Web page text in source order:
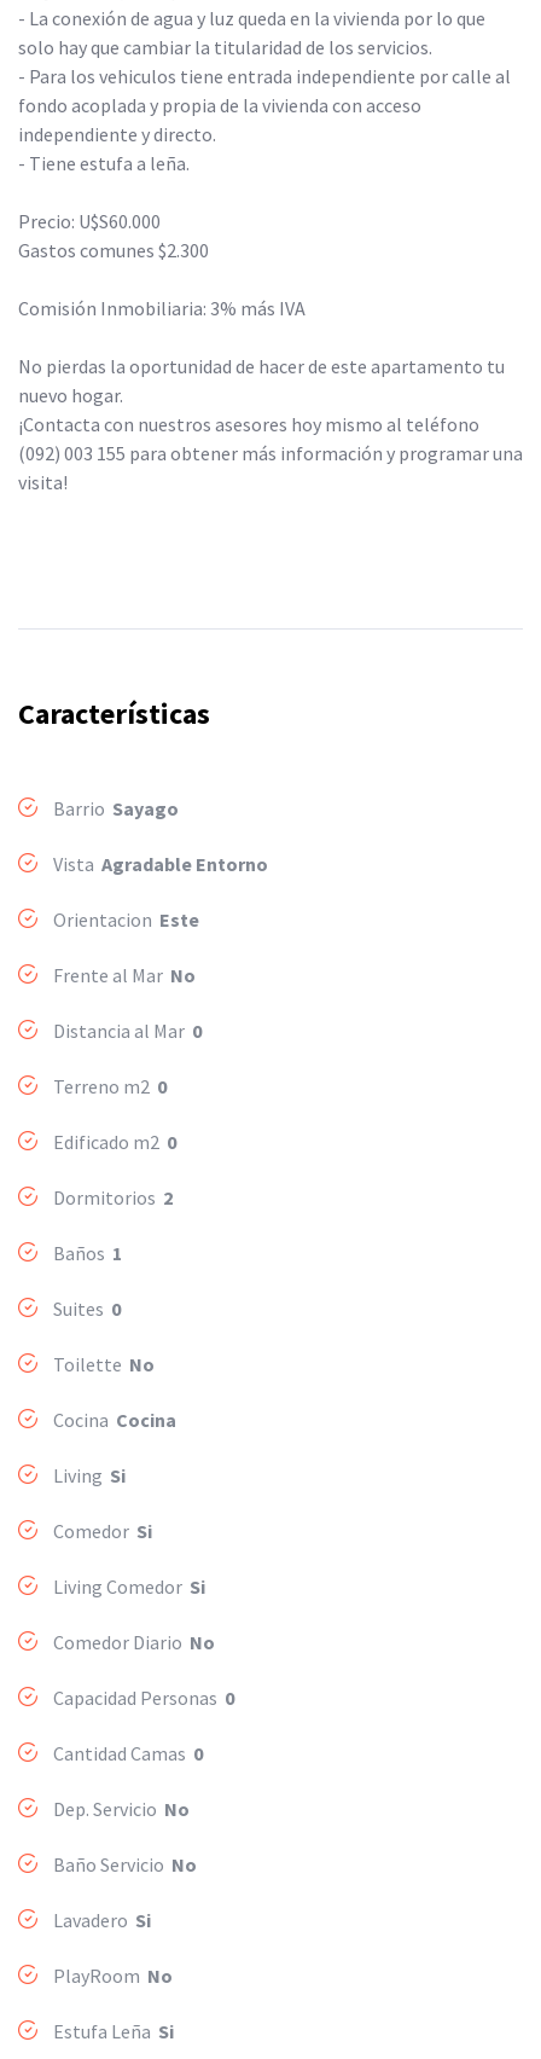
- La conexión de agua y luz queda en la vivienda por lo que
solo hay que cambiar la titularidad de los servicios.
- Para los vehiculos tiene entrada independiente por calle al
fondo acoplada y propia de la vivienda con acceso
independiente y directo.
- Tiene estufa a leña.
Precio: U$S60.000
Gastos comunes $2.300
Comisión Inmobiliaria: 3% más IVA
No pierdas la oportunidad de hacer de este apartamento tu
nuevo hogar.
¡Contacta con nuestros asesores hoy mismo al teléfono
(092) 003 155 para obtener más información y programar una
visita!
Características
Barrio Sayago
Vista Agradable Entorno
Orientacion Este
Frente al Mar No
Distancia al Mar 0
Terreno m2 0
Edificado m2 0
Dormitorios 2
Baños 1
Suites 0
Toilette No
Cocina Cocina
Living Si
Comedor Si
Living Comedor Si
Comedor Diario No
Capacidad Personas 0
Cantidad Camas 0
Dep. Servicio No
Baño Servicio No
Lavadero Si
PlayRoom No
Estufa Leña Si